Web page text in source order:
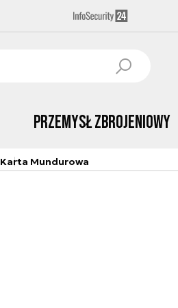
Przemysł Zbrojeniowy
Karta Mundurowa